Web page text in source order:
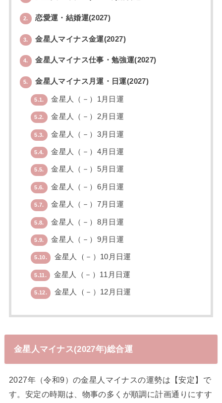
2. 恋愛運・結婚運(2027)
3. 金星人マイナス金運(2027)
4. 金星人マイナス仕事・勉強運(2027)
5. 金星人マイナス月運・日運(2027)
5.1. 金星人（－）1月日運
5.2. 金星人（－）2月日運
5.3. 金星人（－）3月日運
5.4. 金星人（－）4月日運
5.5. 金星人（－）5月日運
5.6. 金星人（－）6月日運
5.7. 金星人（－）7月日運
5.8. 金星人（－）8月日運
5.9. 金星人（－）9月日運
5.10. 金星人（－）10月日運
5.11. 金星人（－）11月日運
5.12. 金星人（－）12月日運
金星人マイナス(2027年)総合運
2027年（令和9）の金星人マイナスの運勢は【安定】で
す。安定の時期は、物事の多くが順調に計画通りにすす